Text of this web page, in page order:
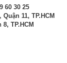
60 30 25
11, TP.HCM
TP.HCM